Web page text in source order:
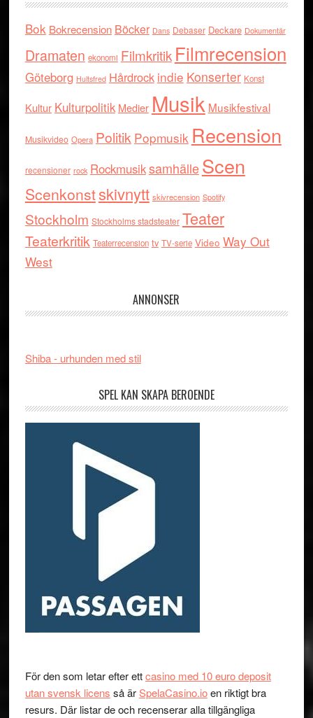
Bok Bokrecension Böcker Dans Debaser Deckare Dokumentär
Dramaten ekonomi Filmkritik Filmrecension
Göteborg Hultsfred Hårdrock indie Konserter Konst
Kultur Kulturpolitik Medier Musik Musikfestival
Musikvideo Opera Politik Popmusik Recension
recensioner rock RockmusiksamhälleScen
Scenkonstskivnytt skivrecension Spotify
Stockholm Stockholms stadsteater Teater
Teaterkritik Teaterrecension tv TV-serie Video Way Out
West
ANNONSER
Shiba - urhunden med stil
SPEL KAN SKAPA BEROENDE
För den som letar efter ettcasino med 10 euro deposit
utan svensk licens så ärSpelaCasino.ioen riktigt bra
resurs. Där listar de och recenserar alla tillgängliga